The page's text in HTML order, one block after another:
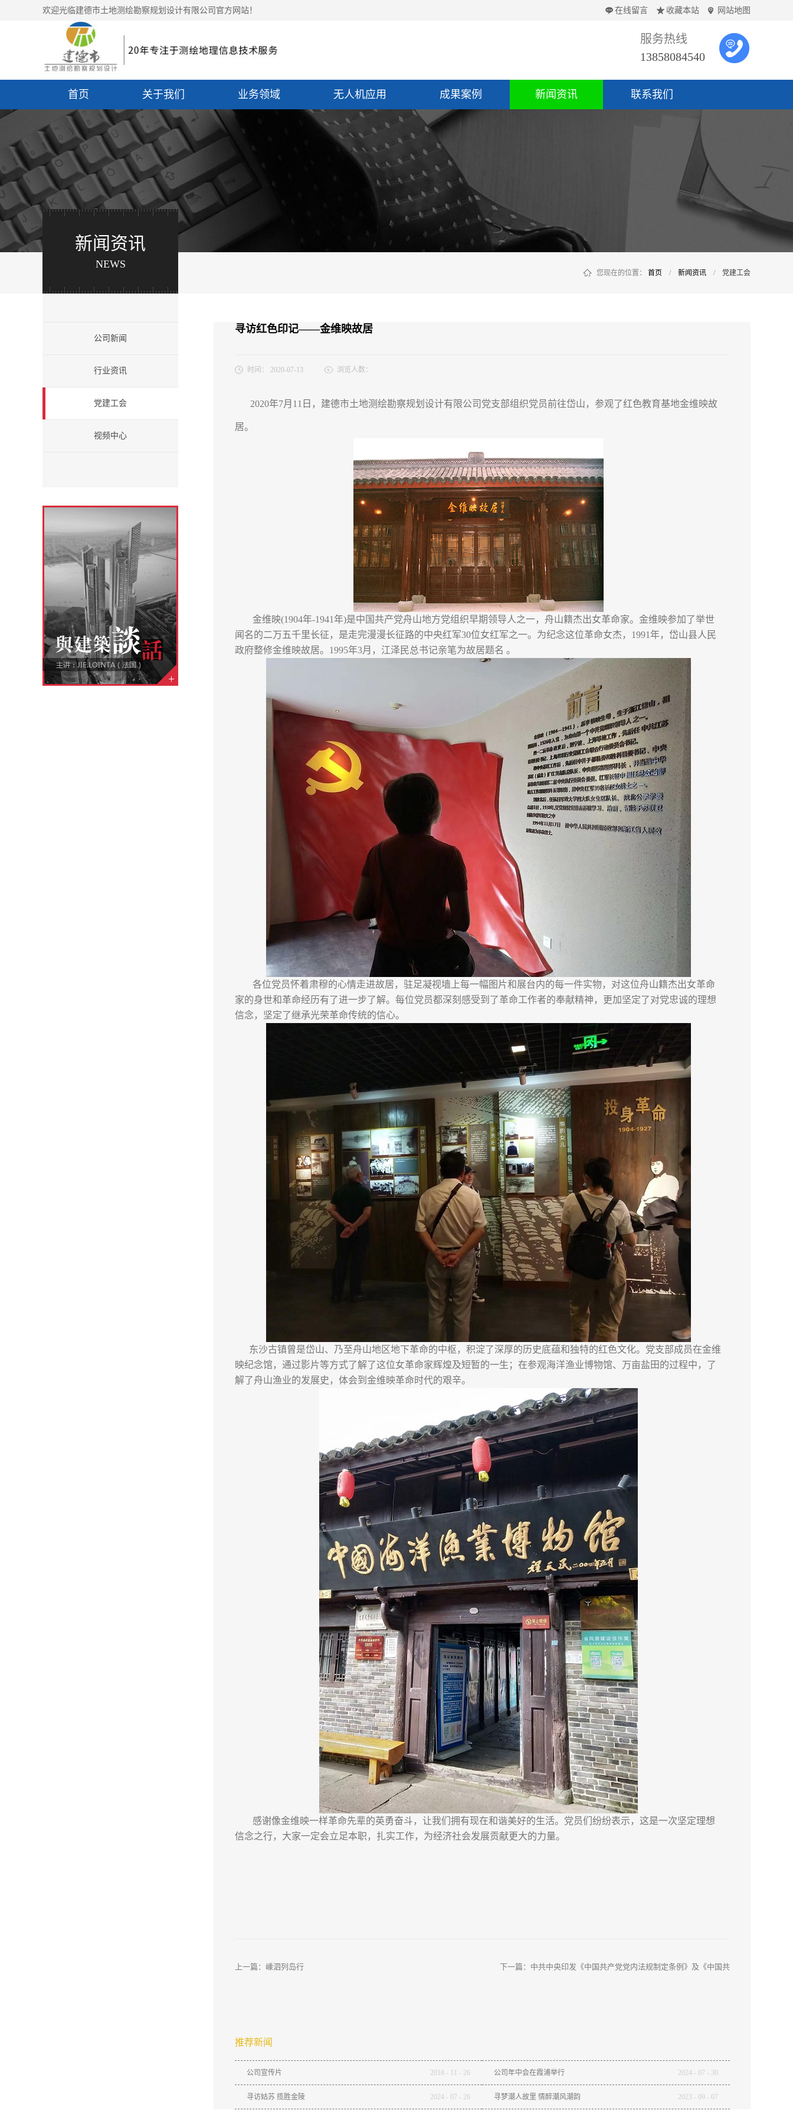
欢迎光临建德市土地测绘勘察规划设计有限公司官方网站！ 网站地图
收藏本站
在线留言
服务热线
13858084540
首页 关于我们 业务领域 无人机应用 成果案例 新闻资讯 联系我们
新闻资讯
NEWS
公司新闻
行业资讯
党建工会
视频中心
您现在的位置： 首页 / 新闻资讯 / 党建工会
寻访红色印记——金维映故居
时间： 2020-07-13 浏览人数：
2020年7月11日，建德市土地测绘勘察规划设计有限公司党支部组织党员前往岱山，参观了红色教育基地金维映故
居。
金维映(1904年-1941年)是中国共产党舟山地方党组织早期领导人之一，舟山籍杰出女革命家。金维映参加了举世
闻名的二万五千里长征，是走完漫漫长征路的中央红军30位女红军之一。为纪念这位革命女杰，1991年，岱山县人民
政府整修金维映故居。1995年3月，江泽民总书记亲笔为故居题名 。
各位党员怀着肃穆的心情走进故居，驻足凝视墙上每一幅图片和展台内的每一件实物，对这位舟山籍杰出女革命
家的身世和革命经历有了进一步了解。每位党员都深刻感受到了革命工作者的奉献精神，更加坚定了对党忠诚的理想
信念，坚定了继承光荣革命传统的信心。
东沙古镇曾是岱山、乃至舟山地区地下革命的中枢，积淀了深厚的历史底蕴和独特的红色文化。党支部成员在金维
映纪念馆，通过影片等方式了解了这位女革命家辉煌及短暂的一生；在参观海洋渔业博物馆、万亩盐田的过程中，了
解了舟山渔业的发展史，体会到金维映革命时代的艰辛。
感谢像金维映一样革命先辈的英勇奋斗，让我们拥有现在和谐美好的生活。党员们纷纷表示，这是一次坚定理想
信念之行，大家一定会立足本职，扎实工作，为经济社会发展贡献更大的力量。
上一篇： 嵊泗列岛行 下一篇： 中共中央印发《中国共产党党内法规制定条例》及《中国共
推荐新闻
公司宣传片 2018 - - 26 公司年中会在霞浦举行 2024 - 07 - 30
寻访姑苏 揽胜金陵 2024 - 07 - 26 寻梦潮人故里 情醉潮风潮韵 2023 - 09 - 07